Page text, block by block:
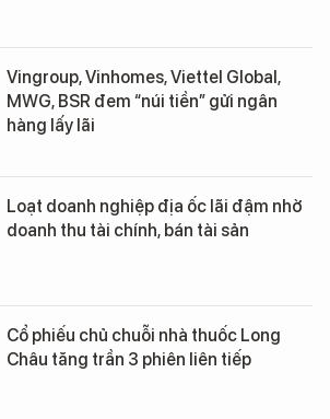
Vingroup, Vinhomes, Viettel Global,
MWG, BSR đem “núi tiền” gửi ngân
hàng lấy lãi
Loạt doanh nghiệp địa ốc lãi đậm nhờ
doanh thu tài chính, bán tài sản
Cổ phiếu chủ chuỗi nhà thuốc Long
Châu tăng trần 3 phiên liên tiếp